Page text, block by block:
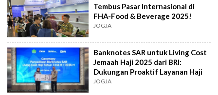
Tembus Pasar Internasional di
FHA-Food & Beverage 2025!
JOGJA
Banknotes SAR untuk Living Cost
Jemaah Haji 2025 dari BRI:
Dukungan Proaktif Layanan Haji
JOGJA